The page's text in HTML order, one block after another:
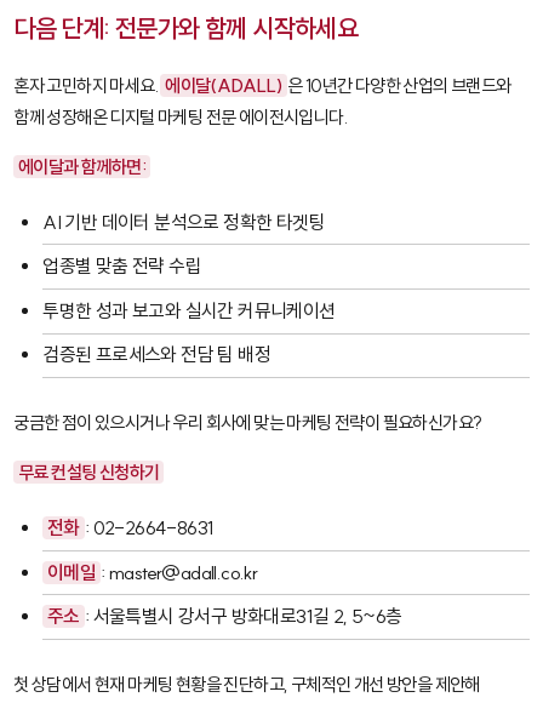
다음 단계: 전문가와 함께 시작하세요
혼자 고민하지 마세요. 에이달(ADALL) 은 10년간 다양한 산업의 브랜드와
함께 성장해온 디지털 마케팅 전문 에이전시입니다.
에이달과 함께하면:
AI 기반 데이터 분석으로 정확한 타겟팅
업종별 맞춤 전략 수립
투명한 성과 보고와 실시간 커뮤니케이션
검증된 프로세스와 전담 팀 배정
궁금한 점이 있으시거나 우리 회사에 맞는 마케팅 전략이 필요하신가요?
무료 컨설팅 신청하기
전화 : 02-2664-8631
이메일 : master@adall.co.kr
주소 : 서울특별시 강서구 방화대로31길 2, 5~6층
첫 상담에서 현재 마케팅 현황을 진단하고, 구체적인 개선 방안을 제안해